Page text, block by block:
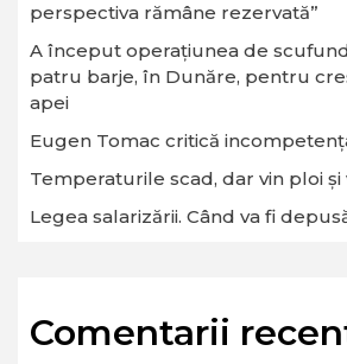
perspectiva rămâne rezervată”
A început operaţiunea de
patru barje, în Dunăre, pentru
apei
Eugen Tomac critică
Temperaturile scad, dar vin ploi și
Legea salarizării. Când va fi
Comentarii